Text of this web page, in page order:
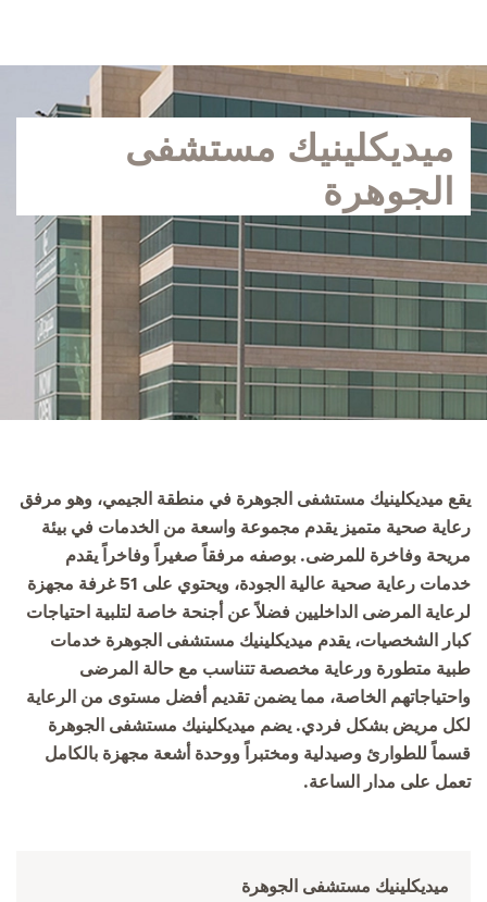
ميديكلينيك مستشفى
الجوهرة
يقع ميديكلينيك مستشفى الجوهرة في منطقة الجيمي، وهو مرفق
رعاية صحية متميز يقدم مجموعة واسعة من الخدمات في بيئة
مريحة وفاخرة للمرضى. بوصفه مرفقاً صغيراً وفاخراً يقدم
خدمات رعاية صحية عالية الجودة، ويحتوي على 51 غرفة مجهزة
لرعاية المرضى الداخليين فضلاً عن أجنحة خاصة لتلبية احتياجات
كبار الشخصيات، يقدم ميديكلينيك مستشفى الجوهرة خدمات
طبية متطورة ورعاية مخصصة تتناسب مع حالة المرضى
واحتياجاتهم الخاصة، مما يضمن تقديم أفضل مستوى من الرعاية
لكل مريض بشكل فردي. يضم ميديكلينيك مستشفى الجوهرة
قسماً للطوارئ وصيدلية ومختبراً ووحدة أشعة مجهزة بالكامل
تعمل على مدار الساعة.
ميديكلينيك مستشفى الجوهرة